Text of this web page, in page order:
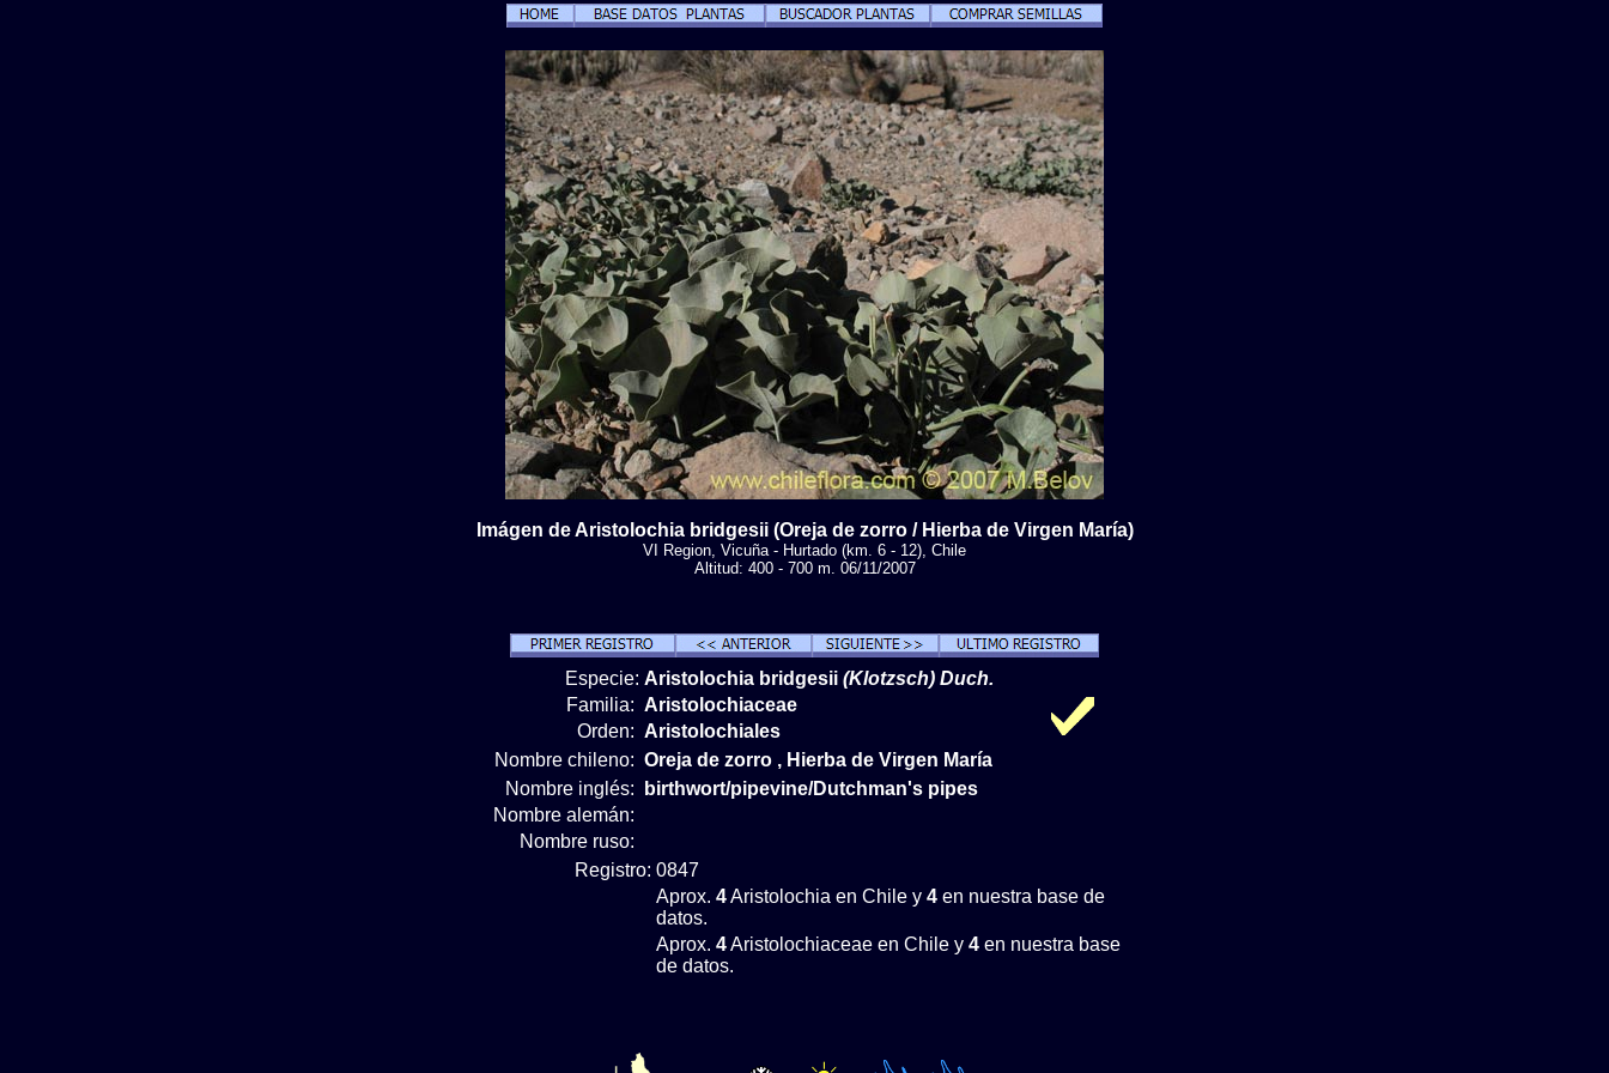
Imágen de Aristolochia bridgesii (Oreja de zorro / Hierba de Virgen María)
VI Region, Vicuña - Hurtado (km. 6 - 12), Chile
Altitud: 400 - 700 m. 06/11/2007
Especie: Aristolochia bridgesii (Klotzsch) Duch.
Familia: Aristolochiaceae
Orden: Aristolochiales
Nombre chileno: Oreja de zorro , Hierba de Virgen María
Nombre inglés:
birthwort/pipevine/Dutchman's pipes
Nombre alemán:
Nombre ruso:
Registro: 0847
Aprox. 4Aristolochia en Chile y 4 en nuestra base de
datos.
Aprox. 4Aristolochiaceae en Chile y 4 en nuestra base
de datos.